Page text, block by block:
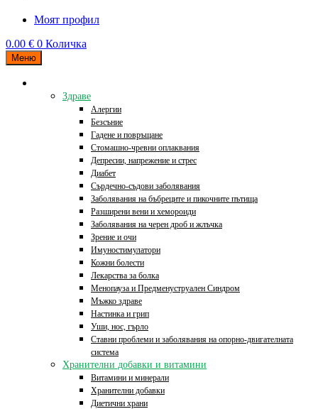
Моят профил
0.00 € 0 Количка
Меню
Здраве
Алергии
Безсъние
Гадене и повръщане
Стомашно-чревни оплаквания
Депресии, напрежение и стрес
Диабет
Сърдечно-съдови заболявания
Заболявания на бъбреците и пикочните пътища
Разширени вени и хемороиди
Заболявания на черен дроб и жлъчка
Зрение и очи
Имуностимулатори
Кожни болести
Лекарства за болка
Менопауза и Предменуструален Синдром
Мъжко здраве
Настинка и грип
Уши, нос, гърло
Ставни проблеми и заболявания на опорно-двигателната
система
Хранителни добавки и витамини
Витамини и минерали
Хранителни добавки
Диетични храни